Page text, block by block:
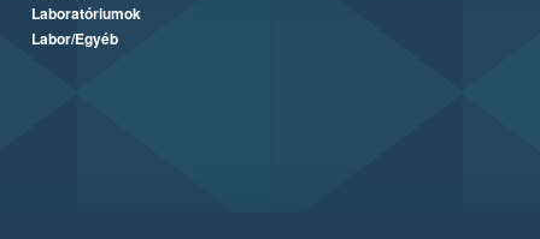
Laboratóriumok
Labor/Egyéb